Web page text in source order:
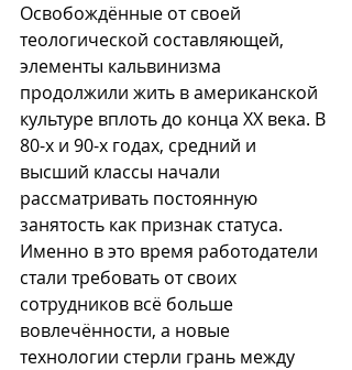
Освобождённые от своей
теологической составляющей,
элементы кальвинизма
продолжили жить в американской
культуре вплоть до конца XX века. В
80-х и 90-х годах, средний и
высший классы начали
рассматривать постоянную
занятость как признак статуса.
Именно в это время работодатели
стали требовать от своих
сотрудников всё больше
вовлечённости, а новые
технологии стерли грань между